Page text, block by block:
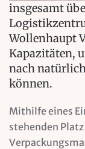
insgesamt
Wollenhaupt
Kapazitäten,
nach
können.
Mithilfe eines
stehenden